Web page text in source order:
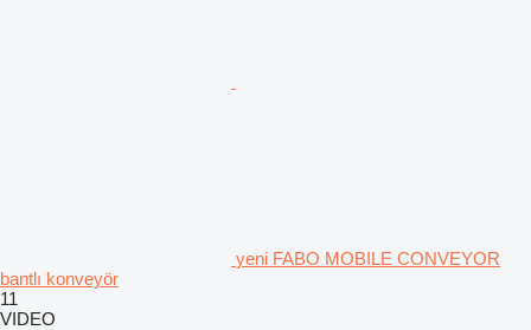
yeni FABO MOBILE CONVEYOR
bantlı konveyör
11
VIDEO